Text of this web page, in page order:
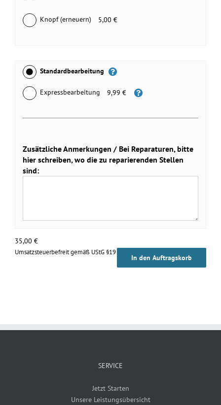
Knopf (erneuern) 5,00 €
Standardbearbeitung
Expressbearbeitung 9,99 €
Zusätzliche Anmerkungen / Bei Reparaturen, bitte
hier schreiben, wo die zu reparierenden Stellen
sind:
In den Auftragskorb
35,00 €
Umsatzsteuerbefreit gemäß UStG §19
SERVICE
Jetzt Starten
Unsere Leistungsübersicht